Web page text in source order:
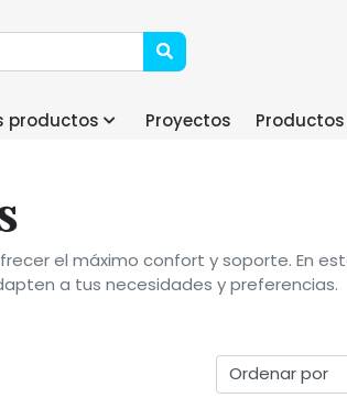
productos Proyectos
el máximo confort y soporte. En
a tus necesidades y preferencias.